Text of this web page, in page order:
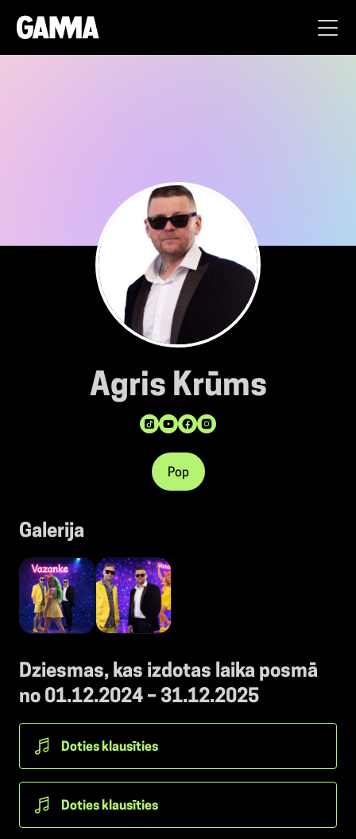
Agris Krūms
Pop
Galerija
Dziesmas, kas izdotas laika posmā
no 01.12.2024 – 31.12.2025
Doties klausīties
Doties klausīties